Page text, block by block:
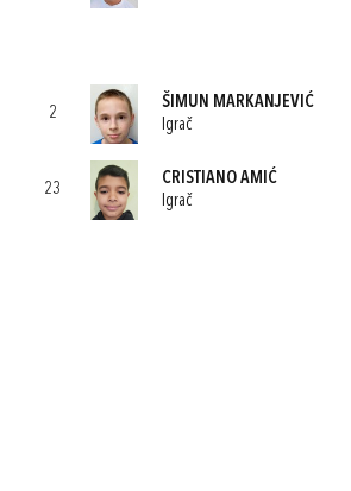
2
ŠIMUN MARKANJEVIĆ
Igrač
23
CRISTIANO AMIĆ
Igrač